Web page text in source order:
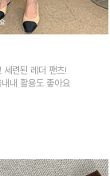
세련된 레더 팬츠!
내 활용도 좋아요